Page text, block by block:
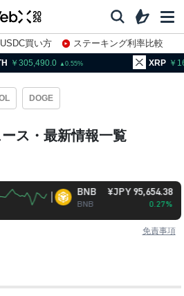
USDC買い方
ステーキング利率比較
305,490.0 0.55 XRP
DOGE
ス・最新情報一覧
BNB
BNB
¥JPY 95,654.38
免責事項